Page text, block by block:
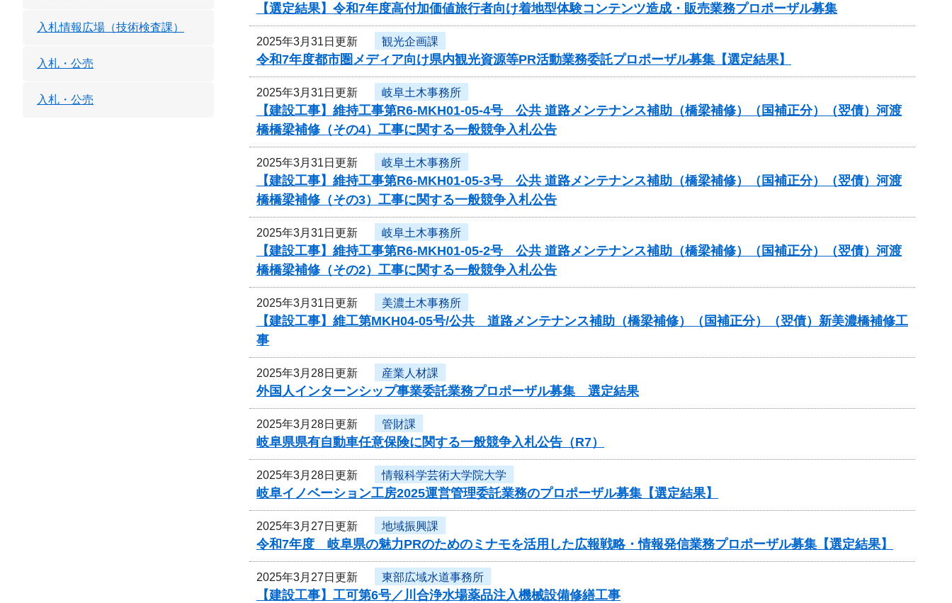
【選定結果】令和7年度高付加価値旅行者向け着地型体験コンテンツ造成・販売業務プロポーザル募集
2025年3月31日更新 観光企画課
令和7年度都市圏メディア向け県内観光資源等PR活動業務委託プロポーザル募集【選定結果】
2025年3月31日更新 岐阜土木事務所
【建設工事】維持工事第R6-MKH01-05-4号 公共 道路メンテナンス補助（橋梁補修）（国補正分）（翌債）河渡
橋橋梁補修（その4）工事に関する一般競争入札公告
2025年3月31日更新 岐阜土木事務所
【建設工事】維持工事第R6-MKH01-05-3号 公共 道路メンテナンス補助（橋梁補修）（国補正分）（翌債）河渡
橋橋梁補修（その3）工事に関する一般競争入札公告
2025年3月31日更新 岐阜土木事務所
【建設工事】維持工事第R6-MKH01-05-2号 公共 道路メンテナンス補助（橋梁補修）（国補正分）（翌債）河渡
橋橋梁補修（その2）工事に関する一般競争入札公告
2025年3月31日更新 美濃土木事務所
【建設工事】維工第MKH04-05号/公共 道路メンテナンス補助（橋梁補修）（国補正分）（翌債）新美濃橋補修工
事
2025年3月28日更新 産業人材課
外国人インターンシップ事業委託業務プロポーザル募集 選定結果
2025年3月28日更新 管財課
岐阜県県有自動車任意保険に関する一般競争入札公告（R7）
2025年3月28日更新 情報科学芸術大学院大学
岐阜イノベーション工房2025運営管理委託業務のプロポーザル募集【選定結果】
2025年3月27日更新 地域振興課
令和7年度 岐阜県の魅力PRのためのミナモを活用した広報戦略・情報発信業務プロポーザル募集【選定結果】
2025年3月27日更新 東部広域水道事務所
【建設工事】工可第6号／川合浄水場薬品注入機械設備修繕工事
入札情報広場（技術検査課）
入札・公売
入札・公売